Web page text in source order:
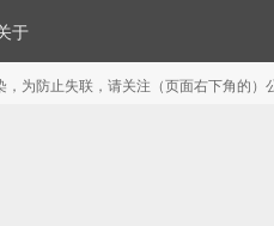
于
为防止失联，请关注（页面右下角的）